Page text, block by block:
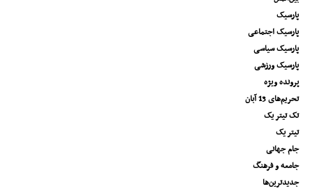
پارسیک
پارسیک اجتماعی
پارسیک سیاسی
پارسیک ورزشی
پرونده ویژه
تحریم‌های 13 آبان
تک تیتر یک
تیتر یک
جام جهانی
جامعه و فرهنگ
جدیدترین‌ها